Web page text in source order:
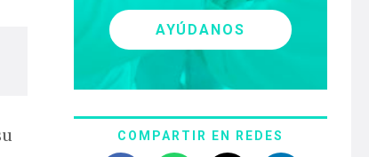
AYÚDANOS
COMPARTIR EN REDES